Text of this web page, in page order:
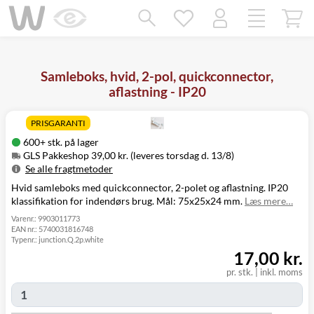
Samleboks, hvid, 2-pol, quickconnector,
aflastning - IP20
PRISGARANTI
600+ stk. på lager
GLS Pakkeshop 39,00 kr. (leveres torsdag d. 13/8)
Se alle fragtmetoder
Metode
Pris
Leveres
GLS Pakkeshop
39,00 kr.
Torsdag d. 13/8
GLS
Hjemmelevering
GLS Erhverv
49,00 kr.
Svenstrup
(9230)
0,00 kr. Onsdag d. 12/8
Hvid samleboks med quickconnector, 2-polet og aflastning. IP20
klassifikation for indendørs brug. Mål: 75x25x24 mm. Læs mere…
Varenr.: 9903011773
EAN nr.: 5740031816748
Typenr.: junction.Q.2p.white
pr. stk. inkl. moms
17,00 kr.
Mangler chatten?
Ret samtykke!